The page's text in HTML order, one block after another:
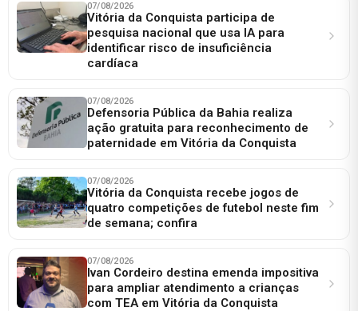
07/08/2026
Vitória da Conquista participa de
pesquisa nacional que usa IA para
identificar risco de insuficiência
cardíaca
07/08/2026
Defensoria Pública da Bahia realiza
ação gratuita para reconhecimento de
paternidade em Vitória da Conquista
07/08/2026
Vitória da Conquista recebe jogos de
quatro competições de futebol neste fim
de semana; confira
07/08/2026
Ivan Cordeiro destina emenda impositiva
para ampliar atendimento a crianças
com TEA em Vitória da Conquista